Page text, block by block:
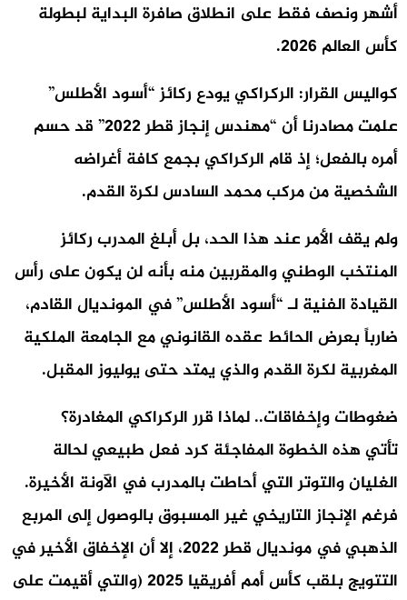
أشهر ونصف فقط على انطلاق صافرة البداية لبطولة
كأس العالم 2026.
كواليس القرار: الركراكي يودع ركائز “أسود الأطلس”
علمت مصادرنا أن “مهندس إنجاز قطر 2022” قد حسم
أمره بالفعل؛ إذ قام الركراكي بجمع كافة أغراضه
الشخصية من مركب محمد السادس لكرة القدم.
ولم يقف الأمر عند هذا الحد، بل أبلغ المدرب ركائز
المنتخب الوطني والمقربين منه بأنه لن يكون على رأس
القيادة الفنية لـ “أسود الأطلس” في المونديال القادم،
ضارباً بعرض الحائط عقده القانوني مع الجامعة الملكية
المغربية لكرة القدم والذي يمتد حتى يوليوز المقبل.
ضغوطات وإخفاقات.. لماذا قرر الركراكي المغادرة؟
تأتي هذه الخطوة المفاجئة كرد فعل طبيعي لحالة
الغليان والتوتر التي أحاطت بالمدرب في الآونة الأخيرة.
فرغم الإنجاز التاريخي غير المسبوق بالوصول إلى المربع
الذهبي في مونديال قطر 2022، إلا أن الإخفاق الأخير في
التتويج بلقب كأس أمم أفريقيا 2025 (والتي أقيمت على